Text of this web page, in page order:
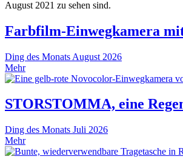
August 2021 zu sehen sind.
Farbfilm-Einwegkamera
Ding des Monats August 2026
Mehr
STORSTOMMA, eine
Ding des Monats Juli 2026
Mehr